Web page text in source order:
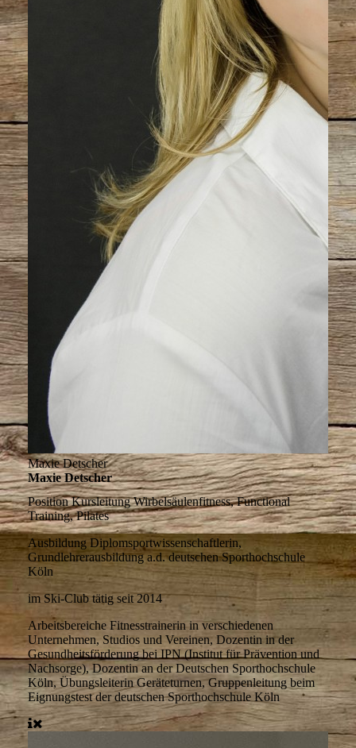
Maxie Detscher
Maxie Detscher
PositionKursleitung Wirbelsäulenfitness, Functional
Training, Pilates
Ausbildung Diplomsportwissenschaftlerin,
Grundlehrerausbildung a.d. deutschen Sporthochschule
Köln
im Ski-Club tätig seit 2014
Arbeitsbereiche Fitnesstrainerin in verschiedenen
Unternehmen, Studios und Vereinen, Dozentin in der
Gesundheitsförderung bei IPN (Institut für Prävention und
Nachsorge), Dozentin an der Deutschen Sporthochschule
Köln, Übungsleiterin Geräteturnen, Gruppenleitung beim
Eignungstest der deutschen Sporthochschule Köln